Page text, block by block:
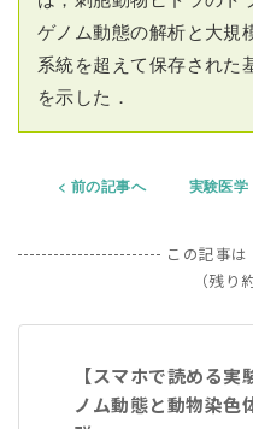
ゲノム動態の解析と大規
系統を超えて保存された
を示した．
前の記事へ 実験医
この記事は
（残り
【スマホで読める
ノム動態と動物染色